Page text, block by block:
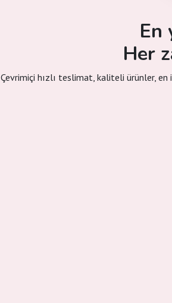
En
Her
Çevrimiçi hızlı teslimat, kaliteli ürünler,